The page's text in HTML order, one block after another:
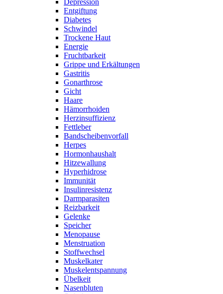
Depression
Entgiftung
Diabetes
Schwindel
Trockene Haut
Energie
Fruchtbarkeit
Grippe und Erkältungen
Gastritis
Gonarthrose
Gicht
Haare
Hämorrhoiden
Herzinsuffizienz
Fettleber
Bandscheibenvorfall
Herpes
Hormonhaushalt
Hitzewallung
Hyperhidrose
Immunität
Insulinresistenz
Darmparasiten
Reizbarkeit
Gelenke
Speicher
Menopause
Menstruation
Stoffwechsel
Muskelkater
Muskelentspannung
Übelkeit
Nasenbluten